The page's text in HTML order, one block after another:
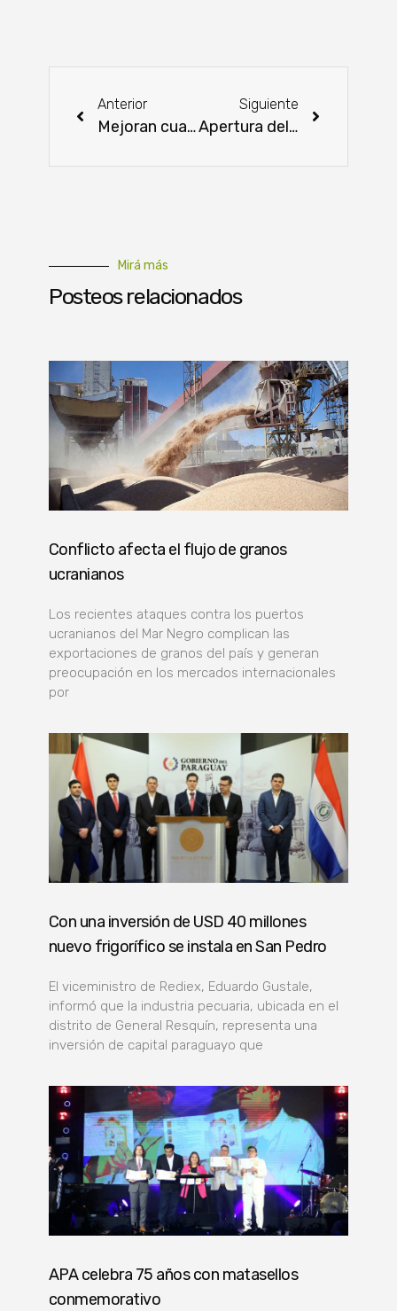
Anterior
Mejoran cuatro Escuelas Agrícolas en Central y Cordillera
Siguiente
Apertura del mercado estadounidense representaría ingresos de USD 100 millones para el sector cárnico
Mirá más
Posteos relacionados
Conflicto afecta el flujo de granos
ucranianos
Los recientes ataques contra los puertos
ucranianos del Mar Negro complican las
exportaciones de granos del país y generan
preocupación en los mercados internacionales
por
Con una inversión de USD 40 millones
nuevo frigorífico se instala en San Pedro
El viceministro de Rediex, Eduardo Gustale,
informó que la industria pecuaria, ubicada en el
distrito de General Resquín, representa una
inversión de capital paraguayo que
APA celebra 75 años con matasellos
conmemorativo